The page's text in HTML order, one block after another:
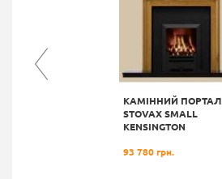
КАМІННИЙ ПОРТАЛ
STOVAX SMALL
KENSINGTON
93 780 грн.